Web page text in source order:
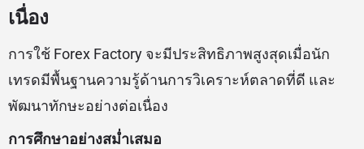
เนื่อง
การใช้ Forex Factory จะมีประสิทธิภาพสูงสุดเมื่อนัก
เทรดมีพื้นฐานความรู้ด้านการวิเคราะห์ตลาดที่ดี และ
พัฒนาทักษะอย่างต่อเนื่อง
การศึกษาอย่างสม่ำเสมอ